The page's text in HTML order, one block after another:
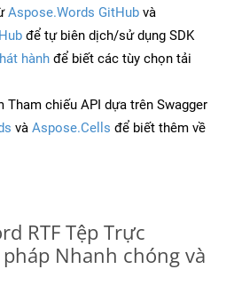
Aspose.Words GitHub và
để tự biên dịch/sử dụng SDK
hành để biết các tùy chọn tải
Tham chiếu API dựa trên Swagger
và Aspose.Cells để biết thêm về
RTF Tệp Trực
Nhanh chóng và